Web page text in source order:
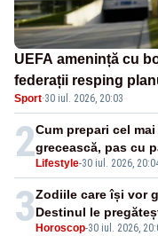
UEFA amenință cu
federații resping
Sport·30 iul. 2026, 20:03
2 Lifestyle-30 iul. 2026,
Cum prepari cel
grecească, pas cu
3 Horoscop-30 iul. 2026,
Zodiile care își vor
Destinul le